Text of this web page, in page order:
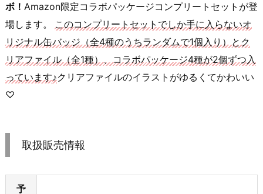
ボ！ Amazon限定コラボパッケージコンプリートセットが登
場します。
このコンプリートセットでしか手に入らないオ
リジナル缶バッジ（全4種のうちランダムで1個入り）とク
リアファイル（全1種）、コラボパッケージ4種が2個ずつ入
っています♪クリアファイルのイラストがゆるくてかわいい
♡
取扱販売情報
予